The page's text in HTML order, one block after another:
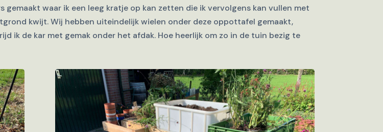
waar ik een leeg kratje op kan zetten die ik vervolgens kan vullen met
kwijt. Wij hebben uiteindelijk wielen onder deze oppottafel gemaakt,
ik de kar met gemak onder het afdak. Hoe heerlijk om zo in de tuin bezig te